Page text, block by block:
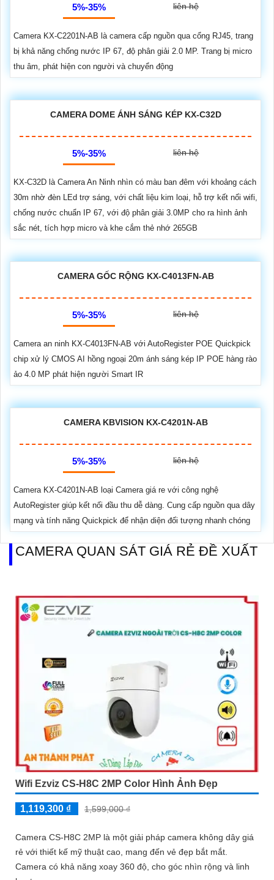
5%-35% liên hệ
Camera KX-C2201N-AB là camera cấp nguồn qua cổng RJ45, trang
bị khả năng chống nước IP 67, độ phân giải 2.0 MP. Trang bị micro
thu âm, phát hiện con người và chuyển động
CAMERA DOME ÁNH SÁNG KÉP KX-C32D
5%-35% liên hệ
KX-C32D là Camera An Ninh nhìn có màu ban đêm với khoảng cách
30m nhờ đèn LEd trợ sáng, với chất liệu kim loại, hỗ trợ kết nối wifi,
chống nước chuẩn IP 67, với độ phân giải 3.0MP cho ra hình ảnh
sắc nét, tích hợp micro và khe cắm thẻ nhớ 265GB
CAMERA GỐC RỘNG KX-C4013FN-AB
5%-35% liên hệ
Camera an ninh KX-C4013FN-AB với AutoRegister POE Quickpick
chip xử lý CMOS AI hồng ngoại 20m ánh sáng kép IP POE hàng rào
ảo 4.0 MP phát hiện người Smart IR
CAMERA KBVISION KX-C4201N-AB
5%-35% liên hệ
Camera KX-C4201N-AB loại Camera giá re với công nghệ
AutoRegister giúp kết nối đầu thu dễ dàng. Cung cấp nguồn qua dây
mạng và tính năng Quickpick để nhận diện đối tượng nhanh chóng
CAMERA QUAN SÁT GIÁ RẺ ĐỀ XUẤT
Wifi Ezviz CS-H8C 2MP Color Hình Ảnh Đẹp
1,119,300 ₫ 1,599,000 ₫
Camera CS-H8C 2MP là một giải pháp camera không dây giá
rẻ với thiết kế mỹ thuật cao, mang đến vẻ đẹp bắt mắt.
Camera có khả năng xoay 360 độ, cho góc nhìn rộng và linh